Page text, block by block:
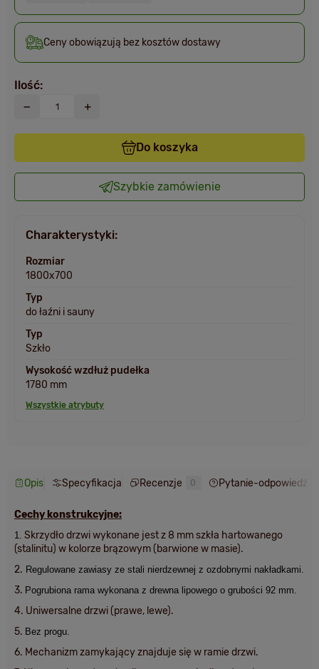
Ceny obowiązują bez kosztów dostawy
Ilość:
Do koszyka
Szybkie zamówienie
Charakterystyki:
Rozmiar
1800х700
Typ
do łaźni i sauny
Typ
Szkło
Wysokość wzdłuż pudełka
1780 mm
Wszystkie atrybuty
Opis Specyfikacja Recenzje 0 Pytanie-odpowiedź
Cechy konstrukcyjne:
1. Skrzydło drzwi wykonane jest z 8 mm szkła hartowanego
(stalinitu) w kolorze brązowym (barwione w masie).
2. Regulowane zawiasy ze stali nierdzewnej z ozdobnymi nakładkami.
3. Pogrubiona rama wykonana z drewna lipowego o grubości 92 mm.
4. Uniwersalne drzwi (prawe, lewe).
5. Bez progu.
6. Mechanizm zamykający znajduje się w ramie drzwi.